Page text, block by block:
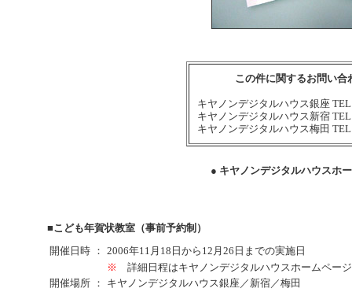
この件に関するお問い合
キヤノンデジタルハウス銀座
キヤノンデジタルハウス新宿
キヤノンデジタルハウス梅田
● キヤノンデジタルハウスホ
■こども年賀状教室（事前予約制）
開催日時 ： 2006年11月18日から12月26日までの実施日
※
詳細日程はキヤノンデジタルハウスホームペー
開催場所 ：
キヤノンデジタルハウス銀座／新宿／梅田